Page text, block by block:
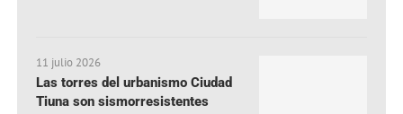
11 julio 2026
Las torres del urbanismo Ciudad
Tiuna son sismorresistentes